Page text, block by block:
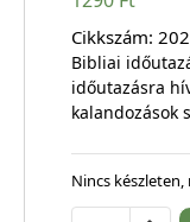
Cikkszám:
Bibliai
időutazásra
kalandozások
Nincs